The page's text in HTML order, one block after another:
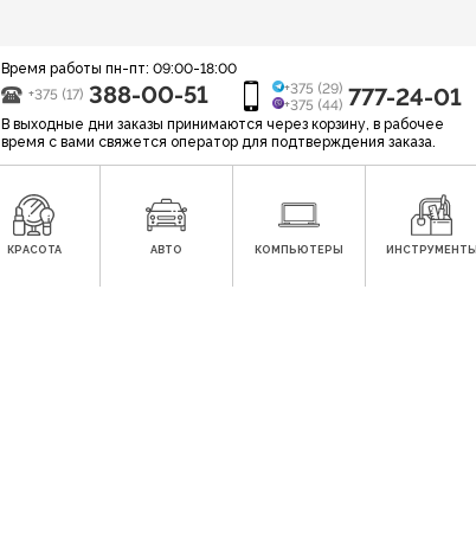
Время работы пн-пт: 09:00-18:00
+375 (17) 388-00-51
+375 (29)
+375 (44) 777-24-01
В выходные дни заказы принимаются через корзину, в рабочее
время с вами свяжется оператор для подтверждения заказа.
КРАСОТА АВТО КОМПЬЮТЕРЫ ИНСТРУМЕНТЫ